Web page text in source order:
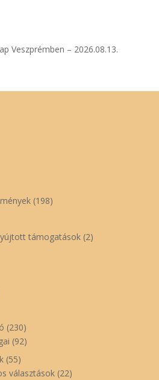
Veszprémben – 2026.08.13.
(198)
támogatások(2)
(230)
(92)
(55)
választások(22)